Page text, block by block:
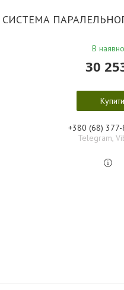
СИСТЕМА
В
30
Купити
+380 (68)
Telegram,